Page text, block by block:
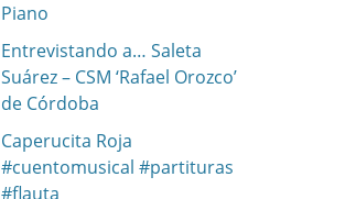
Piano
Entrevistando a… Saleta
Suárez – CSM ‘Rafael Orozco’
de Córdoba
Caperucita Roja
#cuentomusical #partituras
#flauta